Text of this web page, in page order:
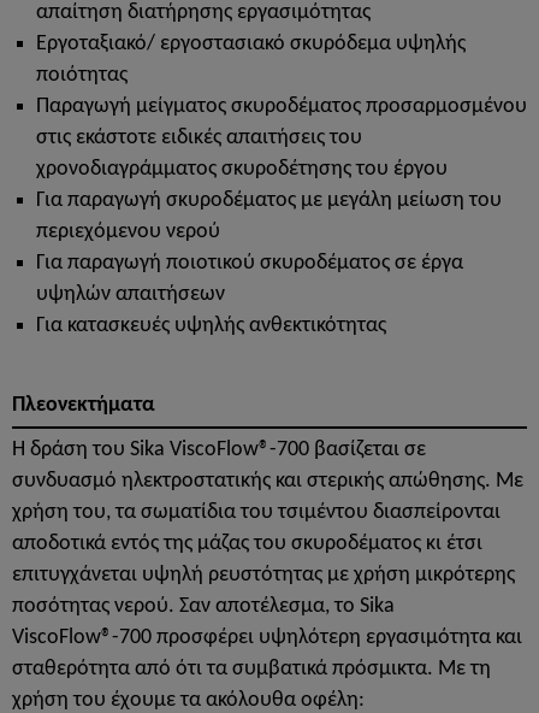
απαίτηση διατήρησης εργασιμότητας
Εργοταξιακό/ εργοστασιακό σκυρόδεμα υψηλής
ποιότητας
Παραγωγή μείγματος σκυροδέματος προσαρμοσμένου
στις εκάστοτε ειδικές απαιτήσεις του
χρονοδιαγράμματος σκυροδέτησης του έργου
Για παραγωγή σκυροδέματος με μεγάλη μείωση του
περιεχόμενου νερού
Για παραγωγή ποιοτικού σκυροδέματος σε έργα
υψηλών απαιτήσεων
Για κατασκευές υψηλής ανθεκτικότητας
Πλεονεκτήματα
H δράση του Sika ViscoFlow®-700 βασίζεται σε
συνδυασμό ηλεκτροστατικής και στερικής απώθησης. Με
χρήση του, τα σωματίδια του τσιμέντου διασπείρονται
αποδοτικά εντός της μάζας του σκυροδέματος κι έτσι
επιτυγχάνεται υψηλή ρευστότητας με χρήση μικρότερης
ποσότητας νερού. Σαν αποτέλεσμα, το Sika
ViscoFlow®-700 προσφέρει υψηλότερη εργασιμότητα και
σταθερότητα από ότι τα συμβατικά πρόσμικτα. Με τη
χρήση του έχουμε τα ακόλουθα οφέλη: